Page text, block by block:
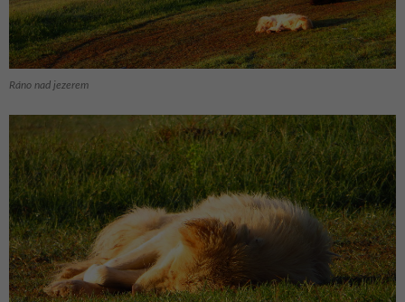
Ráno nad jezerem